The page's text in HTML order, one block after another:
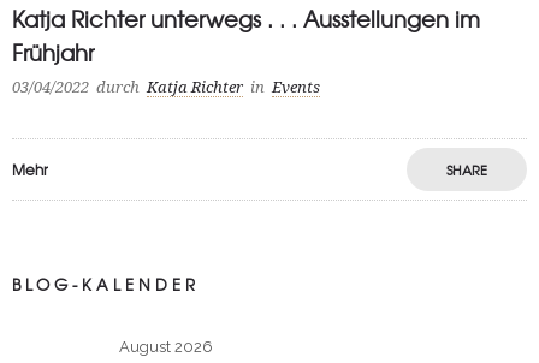
Katja Richter unterwegs . . . Ausstellungen im
Frühjahr
03/04/2022 durch Katja Richter in Events
Mehr SHARE
BLOG-KALENDER
August 2026